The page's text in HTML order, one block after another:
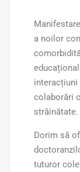
a noilor
interacțiuni
colaborări
străinătate.
Dorim să
tuturor